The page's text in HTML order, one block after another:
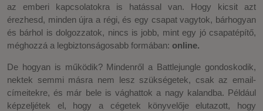
az emberi kapcsolatokra is hatással van. Hogy kicsit azt
érezhesd, minden újra a régi, és egy csapat vagytok, bárhogyan
és bárhol is dolgozzatok, nincs is jobb, mint egy jó csapatépítő,
méghozzá a legbiztonságosabb formában: online.
De hogyan is működik? Mindenről a Battlejungle gondoskodik,
nektek semmi másra nem lesz szükségetek, csak az email-
címeitekre, és már bele is vághattok a nagy kalandba. Például
képzeljétek el, hogy a cégetek könyvelője elutazott, hogy